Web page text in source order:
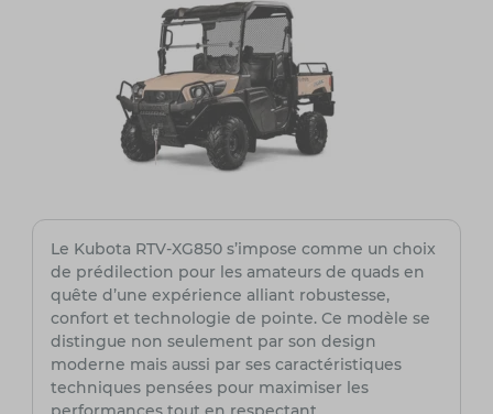
Le Kubota RTV-XG850 s’impose comme un choix
de prédilection pour les amateurs de quads en
quête d’une expérience alliant robustesse,
confort et technologie de pointe. Ce modèle se
distingue non seulement par son design
moderne mais aussi par ses caractéristiques
techniques pensées pour maximiser les